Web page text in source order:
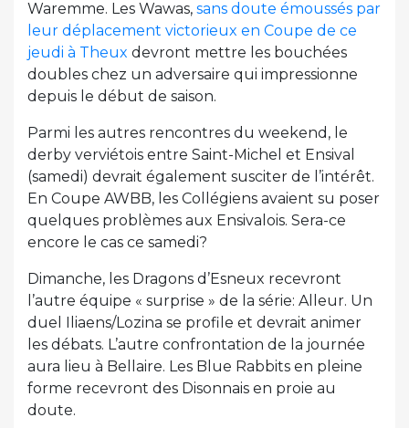
Waremme. Les Wawas, sans doute émoussés par
leur déplacement victorieux en Coupe de ce
jeudi à Theux devront mettre les bouchées
doubles chez un adversaire qui impressionne
depuis le début de saison.
Parmi les autres rencontres du weekend, le
derby verviétois entre Saint-Michel et Ensival
(samedi) devrait également susciter de l’intérêt.
En Coupe AWBB, les Collégiens avaient su poser
quelques problèmes aux Ensivalois. Sera-ce
encore le cas ce samedi?
Dimanche, les Dragons d’Esneux recevront
l’autre équipe « surprise » de la série: Alleur. Un
duel Iliaens/Lozina se profile et devrait animer
les débats. L’autre confrontation de la journée
aura lieu à Bellaire. Les Blue Rabbits en pleine
forme recevront des Disonnais en proie au
doute.